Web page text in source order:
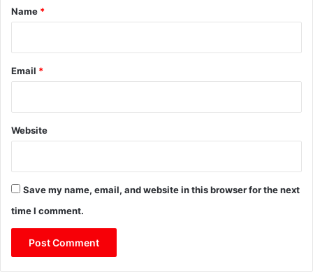
*
Name *
Email *
Website
Save my name, email, and website in this browser for the next
time I comment.